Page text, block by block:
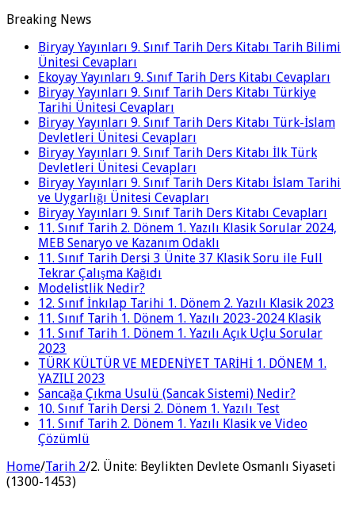
Breaking News
Biryay Yayınları 9. Sınıf Tarih Ders Kitabı Tarih Bilimi
Ünitesi Cevapları
Ekoyay Yayınları 9. Sınıf Tarih Ders Kitabı Cevapları
Biryay Yayınları 9. Sınıf Tarih Ders Kitabı Türkiye
Tarihi Ünitesi Cevapları
Biryay Yayınları 9. Sınıf Tarih Ders Kitabı Türk-İslam
Devletleri Ünitesi Cevapları
Biryay Yayınları 9. Sınıf Tarih Ders Kitabı İlk Türk
Devletleri Ünitesi Cevapları
Biryay Yayınları 9. Sınıf Tarih Ders Kitabı İslam Tarihi
ve Uygarlığı Ünitesi Cevapları
Biryay Yayınları 9. Sınıf Tarih Ders Kitabı Cevapları
11. Sınıf Tarih 2. Dönem 1. Yazılı Klasik Sorular 2024,
MEB Senaryo ve Kazanım Odaklı
11. Sınıf Tarih Dersi 3 Ünite 37 Klasik Soru ile Full
Tekrar Çalışma Kağıdı
Modelistlik Nedir?
12. Sınıf İnkılap Tarihi 1. Dönem 2. Yazılı Klasik 2023
11. Sınıf Tarih 1. Dönem 1. Yazılı 2023-2024 Klasik
11. Sınıf Tarih 1. Dönem 1. Yazılı Açık Uçlu Sorular
2023
TÜRK KÜLTÜR VE MEDENİYET TARİHİ 1. DÖNEM 1.
YAZILI 2023
Sancağa Çıkma Usulü (Sancak Sistemi) Nedir?
10. Sınıf Tarih Dersi 2. Dönem 1. Yazılı Test
11. Sınıf Tarih 2. Dönem 1. Yazılı Klasik ve Video
Çözümlü
Home/Tarih 2/2. Ünite: Beylikten Devlete Osmanlı Siyaseti
(1300-1453)